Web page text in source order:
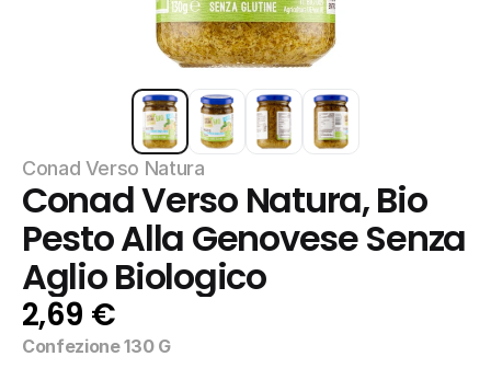
Conad Verso Natura
Conad Verso Natura, Bio
Pesto Alla Genovese Senza
Aglio Biologico
2,69 €
Confezione 130 G